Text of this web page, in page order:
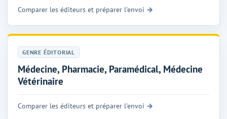
Comparer les éditeurs et préparer l'envoi
GENRE ÉDITORIAL
Médecine, Pharmacie, Paramédical, Médecine
Vétérinaire
Comparer les éditeurs et préparer l'envoi